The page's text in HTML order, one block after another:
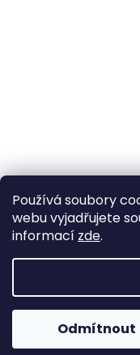
Používá soubory
webu vyjadřujete
informací zde.
Odmítnout
Pokud u nás
ozvat. Ve většině
Copyright 2026